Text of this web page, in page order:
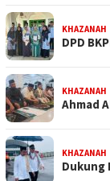
KHAZANAH
DPD
KHAZANAH
Ahmad
KHAZANAH
Dukung